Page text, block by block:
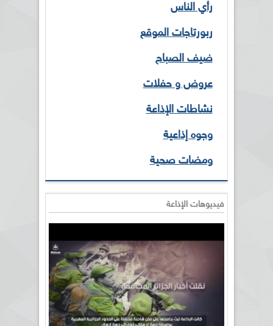
رأي الناس
ربورتاجات الموقع
ضيف الصباح
عروض و حفلات
نشاطات الإذاعة
وجوه إذاعية
ومضات صحية
فيديوهات الإذاعة